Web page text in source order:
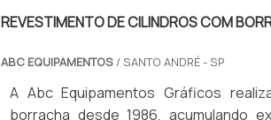
agora mesmo uma cotação pelo portal
REVESTIMENTO DE CILINDROS COM
ABC EQUIPAMENTOS / SANTO ANDRÉ - SP
A Abc Equipamentos Gráficos
borracha desde 1986, acumulando